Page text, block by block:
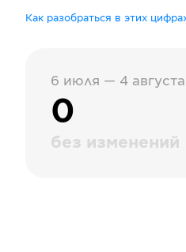
Как разобраться в этих
6 июля — 4 августа
0
без изменений